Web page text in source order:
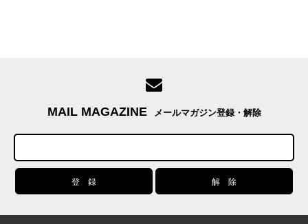
MAIL MAGAZINE メールマガジン登録・解除